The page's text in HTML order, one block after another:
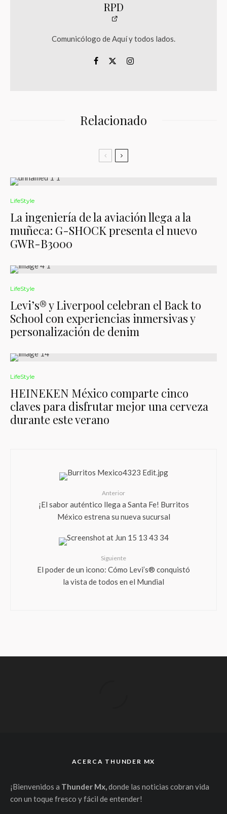
RPD
Comunicólogo de Aquí y todos lados.
Relacionado
LifeStyle
La ingeniería de la aviación llega a la
muñeca: G-SHOCK presenta el nuevo
GWR-B3000
LifeStyle
Levi’s® y Liverpool celebran el Back to
School con experiencias inmersivas y
personalización de denim
LifeStyle
HEINEKEN México comparte cinco
claves para disfrutar mejor una cerveza
durante este verano
Anterior
¡El sabor auténtico llega a Santa Fe! Burritos
México estrena su nueva sucursal
Siguiente
El poder de un icono: Cómo Levi’s® conquistó
la vista de todos en el Mundial
ACERCA THUNDER MX
¡Bienvenidos a Thunder Mx,donde las noticias cobran vida
con un toque fresco y fácil de entender!